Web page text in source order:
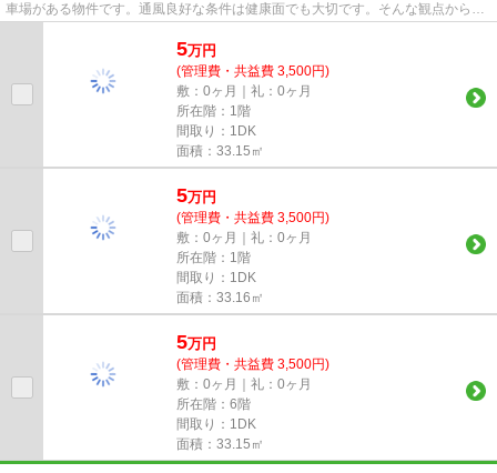
車場がある物件です。通風良好な条件は健康面でも大切です。そんな観点からも
おすすめのマンションをご提...
5万円
(管理費・共益費 3,500円)
敷：0ヶ月｜礼：0ヶ月
所在階：1階
間取り：1DK
面積：33.15㎡
5万円
(管理費・共益費 3,500円)
敷：0ヶ月｜礼：0ヶ月
所在階：1階
間取り：1DK
面積：33.16㎡
5万円
(管理費・共益費 3,500円)
敷：0ヶ月｜礼：0ヶ月
所在階：6階
間取り：1DK
面積：33.15㎡